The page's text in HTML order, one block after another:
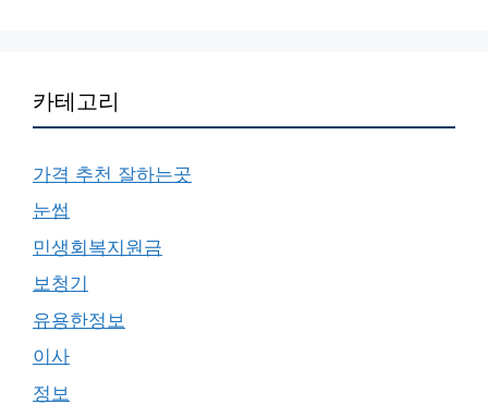
카테고리
가격 추천 잘하는곳
눈썹
민생회복지원금
보청기
유용한정보
이사
정보